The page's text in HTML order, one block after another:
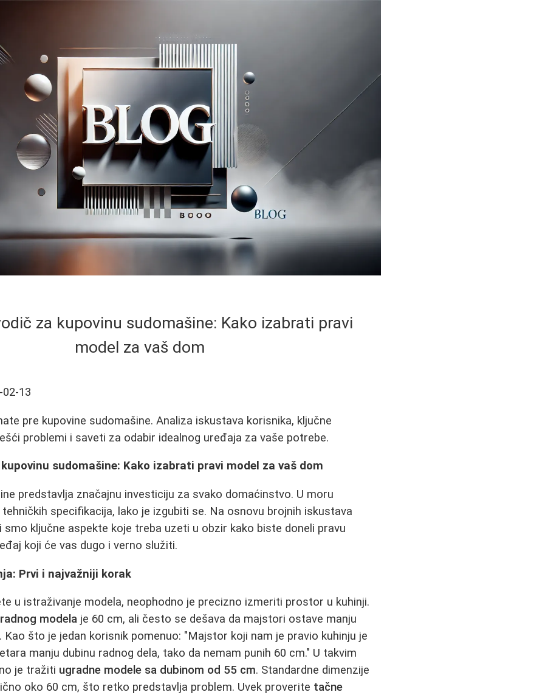
za kupovinu sudomašine: Kako izabrati pravi
model za vaš dom
02-13
pre kupovine sudomašine. Analiza iskustava korisnika, ključne
problemi i saveti za odabir idealnog uređaja za vaše potrebe.
sudomašine: Kako izabrati pravi model za vaš dom
predstavlja značajnu investiciju za svako domaćinstvo. U moru
specifikacija, lako je izgubiti se. Na osnovu brojnih iskustava
smo ključne aspekte koje treba uzeti u obzir kako biste doneli pravu
koji će vas dugo i verno služiti.
Prvi i najvažniji korak
u istraživanje modela, neophodno je precizno izmeriti prostor u kuhinji.
modela je 60 cm, ali često se dešava da majstori ostave manju
Kao što je jedan korisnik pomenuo: "Majstor koji nam je pravio kuhinju je
manju dubinu radnog dela, tako da nemam punih 60 cm." U takvim
je tražiti ugradne modele sa dubinom od 55 cm. Standardne dimenzije
oko 60 cm, što retko predstavlja problem. Uvek proverite tačne